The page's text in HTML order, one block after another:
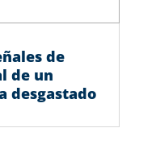
de
de un
desgastado